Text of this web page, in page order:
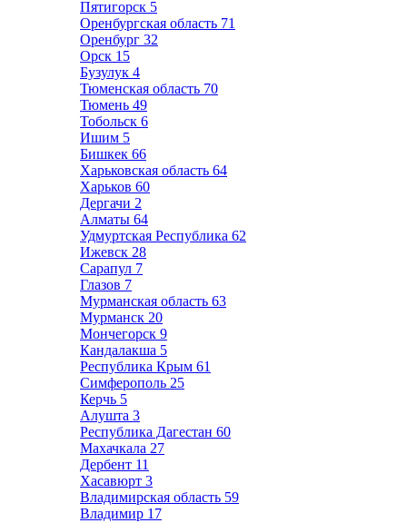
Пятигорск 5
Оренбургская область 71
Оренбург 32
Орск 15
Бузулук 4
Тюменская область 70
Тюмень 49
Тобольск 6
Ишим 5
Бишкек 66
Харьковская область 64
Харьков 60
Дергачи 2
Алматы 64
Удмуртская Республика 62
Ижевск 28
Сарапул 7
Глазов 7
Мурманская область 63
Мурманск 20
Мончегорск 9
Кандалакша 5
Республика Крым 61
Симферополь 25
Керчь 5
Алушта 3
Республика Дагестан 60
Махачкала 27
Дербент 11
Хасавюрт 3
Владимирская область 59
Владимир 17